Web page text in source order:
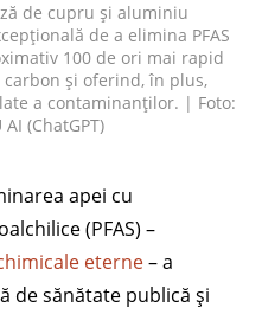
de cupru și aluminiu
de a elimina PFAS
100 de ori mai rapid
și oferind, în plus,
a contaminanților. | Foto:
AI (ChatGPT)
apei cu
(PFAS) –
eterne– a
de sănătate publică și